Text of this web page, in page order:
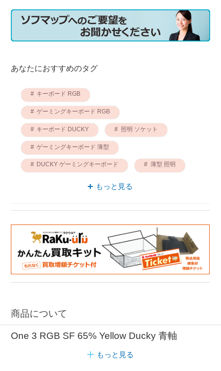
あなたにおすすめのタグ
キーボード RGB
ゲーミングキーボード RGB
キーボード DUCKY 照明 ソケット
ゲーミングキーボード 薄型
DUCKY ゲーミングキーボード 薄型 照明
もっと見る
商品について
One 3 RGB SF 65% Yellow Ducky 青軸
もっと見る